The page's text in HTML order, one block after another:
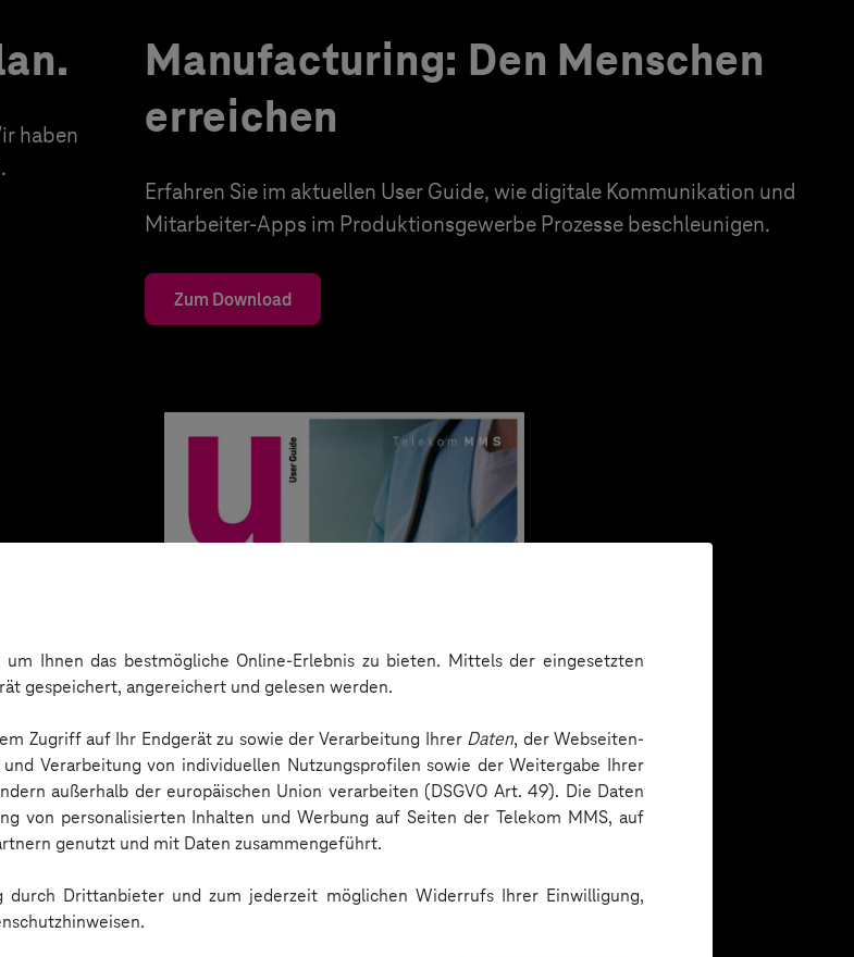
Ihnen das bestmögliche Online-Erlebnis zu bieten. Mittels der eingesetzten
gespeichert, angereichert und gelesen werden.
Zugriff auf Ihr Endgerät zu sowie der Verarbeitung Ihrer Daten, der Webseiten-
Verarbeitung von individuellen Nutzungsprofilen sowie der Weitergabe Ihrer
außerhalb der europäischen Union verarbeiten (DSGVO Art. 49). Die Daten
von personalisierten Inhalten und Werbung auf Seiten der Telekom MMS, auf
genutzt und mit Daten zusammengeführt.
Drittanbieter und zum jederzeit möglichen Widerrufs Ihrer Einwilligung,
haben
Manufacturing: Den Menschen
erreichen
Erfahren Sie im aktuellen User Guide, wie digitale Kommunikation und
Mitarbeiter-Apps im Produktionsgewerbe Prozesse beschleunigen.
Zum Download
User Guide